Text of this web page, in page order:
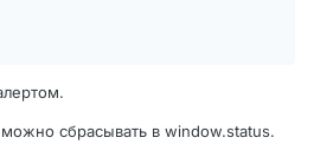
сбрасывать в window.status.